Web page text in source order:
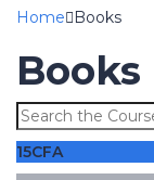
Home Books
Books
Search
for:
15CFA